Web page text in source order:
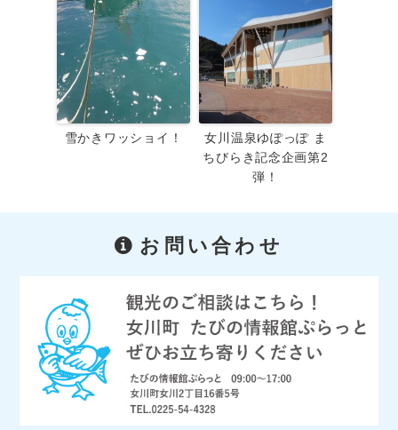
雪かきワッショイ！
女川温泉ゆぽっぽ ま
ちびらき記念企画第2
弾！
お問い合わせ